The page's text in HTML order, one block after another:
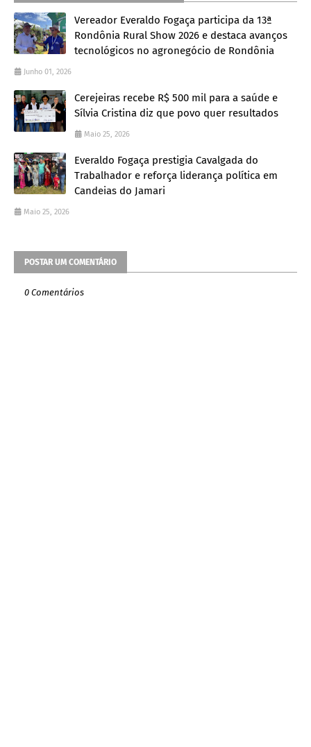
Vereador Everaldo Fogaça participa da 13ª
Rondônia Rural Show 2026 e destaca avanços
tecnológicos no agronegócio de Rondônia
Junho 01, 2026
Cerejeiras recebe R$ 500 mil para a saúde e
Sílvia Cristina diz que povo quer resultados
Maio 25, 2026
Everaldo Fogaça prestigia Cavalgada do
Trabalhador e reforça liderança política em
Candeias do Jamari
Maio 25, 2026
POSTAR UM COMENTÁRIO
0 Comentários